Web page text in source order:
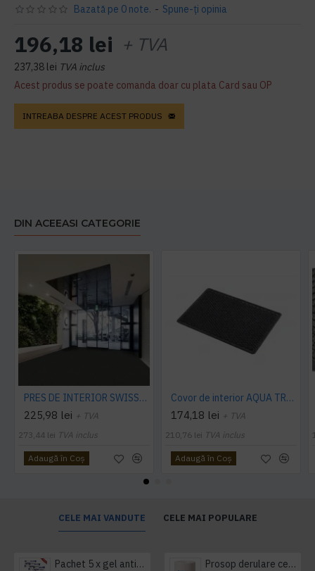
Bazată pe 0 note. - Spune-ţi opinia
196,18 lei + TVA
237,38 lei TVA inclus
Acest produs se poate comanda doar cu plata Card sau OP
INTREABA DESPRE ACEST PRODUS
DIN ACEEASI CATEGORIE
PRES DE INTERIOR SWISSLON CLASSIC, NOTRAX
225,98 lei + TVA
273,44 lei TVA inclus
Adaugă în Coş
Covor de interior AQUA TRAP
174,18 lei + TVA
210,76 lei TVA inclus
Adaugă în Coş
CELE MAI VANDUTE CELE MAI POPULARE
Pachet 5 x gel antibacterian 50ml si 3 x Servetele antibacteriene 48 buc Hygienium Prosop derulare centrala 1 pliu, 300 m Tork